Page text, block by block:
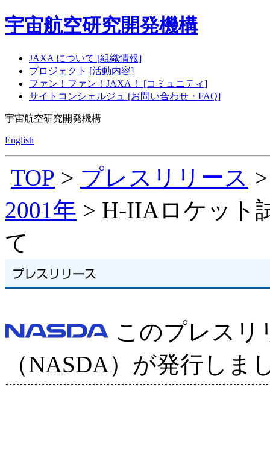
宇宙航空研究開発機構
JAXA について [組織情報]
プロジェクト [活動内容]
ファン！ファン！JAXA！ [コミュニティ]
サイトコンシェルジュ [お問い合わせ・FAQ]
宇宙航空研究開発機構
English
TOP > プレスリリース
2001年 > H-IIAロケット
て
このプレスリ
（NASDA）が発行しま